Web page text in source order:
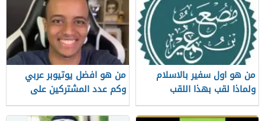
من هو اول سفير بالاسلام
ولماذا لقب بهذا اللقب
من هو افضل يوتيوبر عربي
وكم عدد المشتركين على
قناته الرسمية